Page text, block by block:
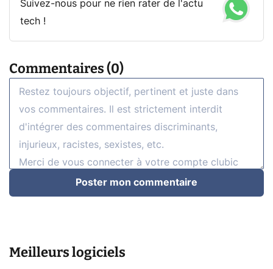
Suivez-nous pour ne rien rater de l'actu
tech !
Commentaires (0)
Poster mon commentaire
Meilleurs logiciels